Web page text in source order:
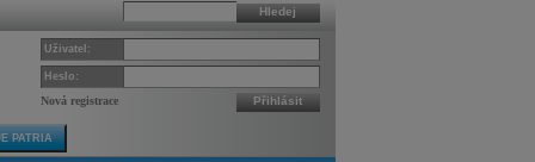
Hledej
Uživatel:
Heslo:
Nová registrace Přihlásit
PATRIA